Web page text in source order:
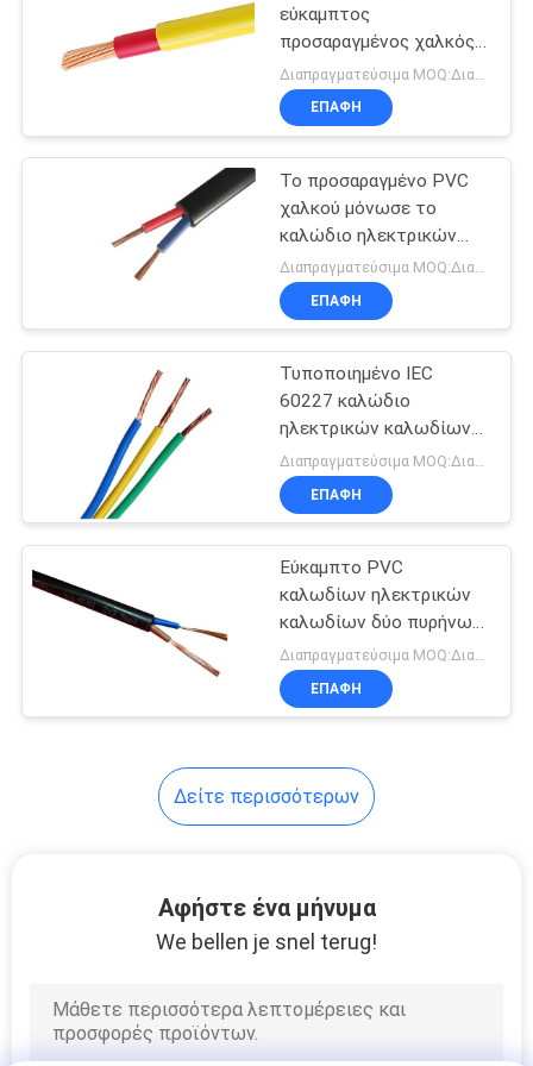
Γυμνός αγωγός
εναέριο
συσσωρευμένο
καλώδιο
Τυλιγμένο λάστιχο
καλώδιο
καλώδια ελέγχου
εύκαμπτος
προσαραγμένος χαλκός
καλωδίων καλωδίωσης
σπιτιών μόνωσης PVC
ΕΠΑΦΉ
Το προσαραγμένο PVC
χαλκού μόνωσε το
καλώδιο ηλεκτρικών
καλωδίων με την
πλαστική συσκευασία
Διαπραγματεύσιμα MOQ:Διαπραγματεύσιμος
ΕΠΑΦΉ
Τυποποιημένο IEC
60227 καλώδιο
ηλεκτρικών καλωδίων
με τον εύκαμπτο αγωγό
χαλκού
Διαπραγματεύσιμα MOQ:Διαπραγματεύσιμος
ΕΠΑΦΉ
Εύκαμπτο PVC
καλωδίων ηλεκτρικών
καλωδίων δύο πυρήνων
που μονώνονται, ο
κιτρινοπράσινος Μαύρος
ΕΠΑΦΉ
Δείτε περισσότερων
Αφήστε ένα μήνυμα
We bellen je snel terug!